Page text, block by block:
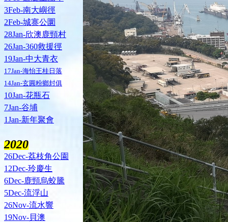
3Feb-南大嶼徑
2Feb-城寨公圜
28Jan-欣澳鹿頸村
26Jan-360救援徑
19Jan-中大青衣
17Jan-海怡王桂日落
14Jan-玄圓粉鄉封俱
10Jan-花瓶石
7Jan-谷埔
1Jan-新年聚會
2020
26Dec-荔枝角公園
12Dec-玲慶生
6Dec-鹿頸烏蛟騰
5Dec-流浮山
26Nov-流水響
19Nov-貝澳